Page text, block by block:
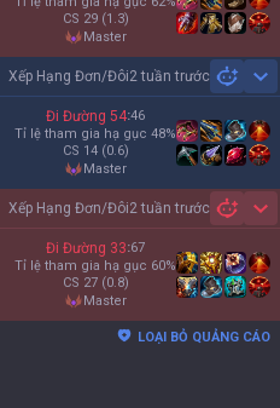
CS 29 (1.3)
master
Xếp Hạng Đơn/Đôi2 tuần trước
Đi Đường 54:46
Tỉ lệ tham gia hạ gục 48%
CS 14 (0.6)
master
Xếp Hạng Đơn/Đôi2 tuần trước
Đi Đường 33:67
Tỉ lệ tham gia hạ gục 60%
CS 27 (0.8)
master
LOẠI BỎ QUẢNG CÁO